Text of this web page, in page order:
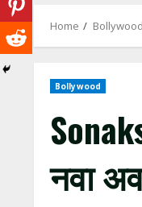
Home Bollywood
Bollywood
नवा